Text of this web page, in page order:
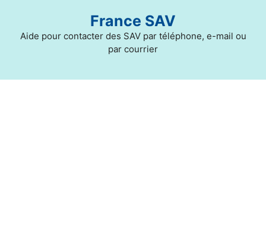
contenu
France SAV
Aide pour contacter des SAV par téléphone, e-mail ou
par courrier